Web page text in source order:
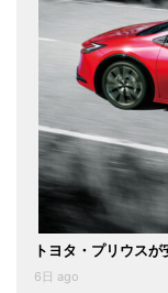
トヨタ・プリウス
6日 ago